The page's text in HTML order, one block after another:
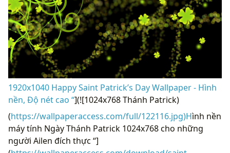
1920x1040 Happy Saint Patrick’s Day Wallpaper - Hình
nền, Độ nét cao “](![1024x768 Thánh Patrick)
(https://wallpaperaccess.com/full/122116.jpg)Hình nền
máy tính Ngày Thánh Patrick 1024x768 cho những
người Ailen đích thực “]